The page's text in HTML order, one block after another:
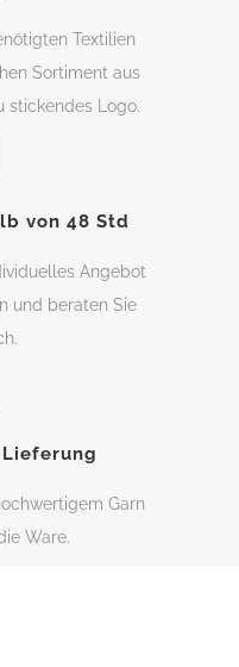
Textilien
Sortiment aus
stickendes Logo.
von 48 Std
Angebot
und beraten Sie
Garn
Ware.